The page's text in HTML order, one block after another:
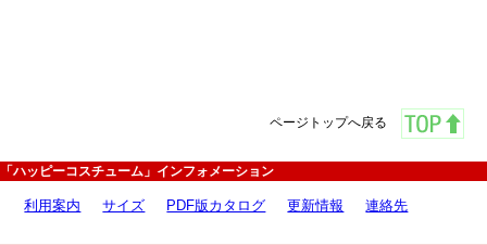
ページトップへ戻る
「ハッピーコスチューム」インフォメーション
利用案内 サイズ PDF版カタログ 更新情報 連絡先